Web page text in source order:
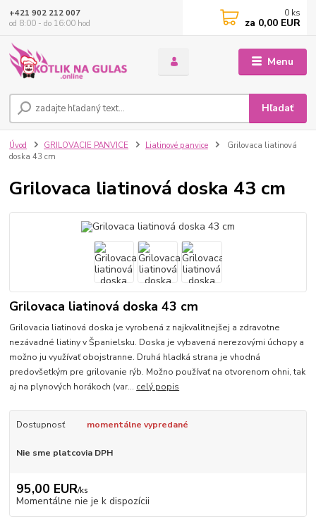
Menu
Hľadať
+421 902 212 007
od 8:00 - do 16:00 hod
0 ks
za 0,00 EUR
Úvod GRILOVACIE PANVICE Liatinové panvice
Grilovaca liatinová
doska 43 cm
Grilovaca liatinová doska 43 cm
Grilovaca liatinová doska 43 cm
Grilovacia liatinová doska je vyrobená z najkvalitnejšej a zdravotne
nezávadné liatiny v Španielsku. Doska je vybavená nerezovými úchopy a
možno ju využívať obojstranne. Druhá hladká strana je vhodná
predovšetkým pre grilovanie rýb. Možno používať na otvorenom ohni, tak
aj na plynových horákoch (var... celý popis
Dostupnosť momentálne vypredané
Nie sme platcovia DPH
95,00 EUR/ks
Momentálne nie je k dispozícii